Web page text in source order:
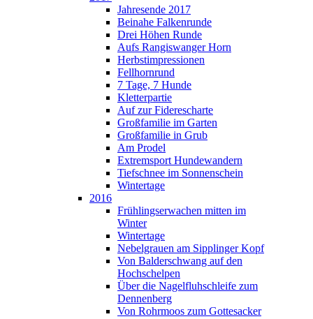
Jahresende 2017
Beinahe Falkenrunde
Drei Höhen Runde
Aufs Rangiswanger Horn
Herbstimpressionen
Fellhornrund
7 Tage, 7 Hunde
Kletterpartie
Auf zur Fiderescharte
Großfamilie im Garten
Großfamilie in Grub
Am Prodel
Extremsport Hundewandern
Tiefschnee im Sonnenschein
Wintertage
2016
Frühlingserwachen mitten im
Winter
Wintertage
Nebelgrauen am Sipplinger Kopf
Von Balderschwang auf den
Hochschelpen
Über die Nagelfluhschleife zum
Dennenberg
Von Rohrmoos zum Gottesacker